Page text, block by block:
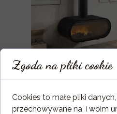
Zgoda na pliki cookie
Cookies to małe pliki
przechowywane na Twoim